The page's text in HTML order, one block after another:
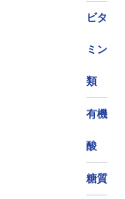
ビタ
ミン
類
有機
酸
糖質